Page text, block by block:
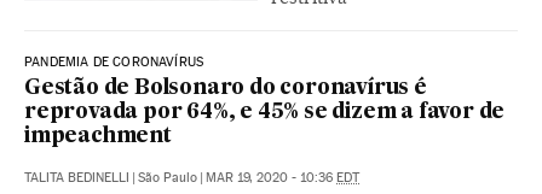
PANDEMIA DE CORONAVÍRUS
Gestão de Bolsonaro do coronavírus é
reprovada por 64%, e 45% se dizem a favor de
impeachment
TALITA BEDINELLI | São Paulo | MAR 19, 2020 - 10:36 EDT